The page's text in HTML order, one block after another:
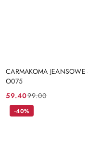
CARMAKOMA
O075
Cena
promocyjna:
59.40
Cena
przed
99.00
-40%